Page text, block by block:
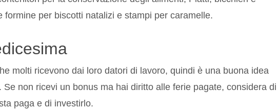
formine per biscotti natalizi e stampi per caramelle.
molti ricevono dai loro datori di lavoro, quindi è una buona idea
non ricevi un bonus ma hai diritto alle ferie pagate, considera di
paga e di investirlo.